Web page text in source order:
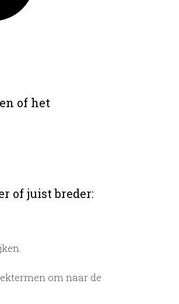
of het
of juist breder:
om naar de